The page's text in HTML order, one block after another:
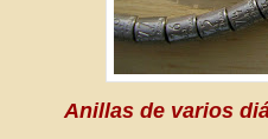
Anillas de varios